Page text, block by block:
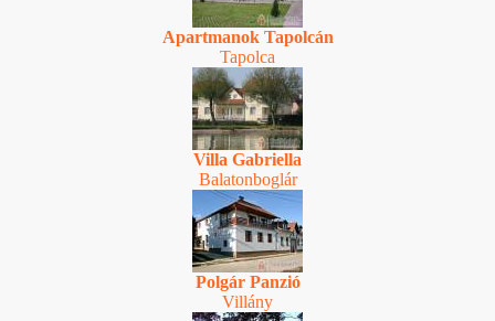
Apartmanok Tapolcán
Tapolca
Villa Gabriella
Balatonboglár
Polgár Panzió
Villány